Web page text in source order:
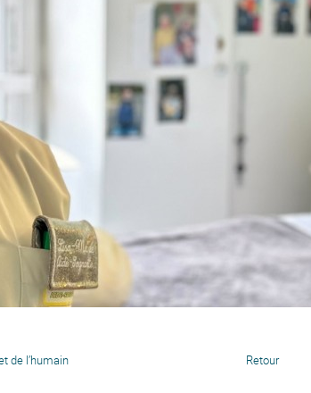
de l’humain Retour